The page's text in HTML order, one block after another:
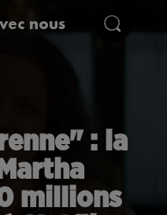
nous
: la
millions